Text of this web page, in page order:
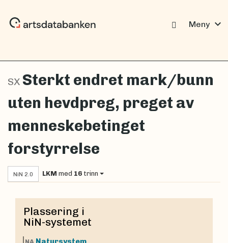
Meny expand_more
SX Sterkt endret mark/bunn
uten hevdpreg, preget av
menneskebetinget
forstyrrelse
NiN 2.0 LKM med 16 trinn
Plassering i
NiN-systemet
NA